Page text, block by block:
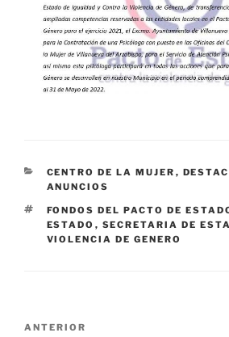
CATEGORÍAS
CENTRO DE LA MUJER ,
ANUNCIOS
ETIQUETAS
FONDOS DEL PACTO DE
ESTADO , SECRETARIA DE
VIOLENCIA DE GENERO
Entrada
ANTERIOR